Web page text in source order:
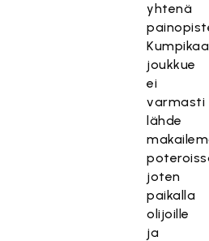
yhtenä
joukkue
ei
varmasti
lähde
joten
paikalla
olijoille
ja